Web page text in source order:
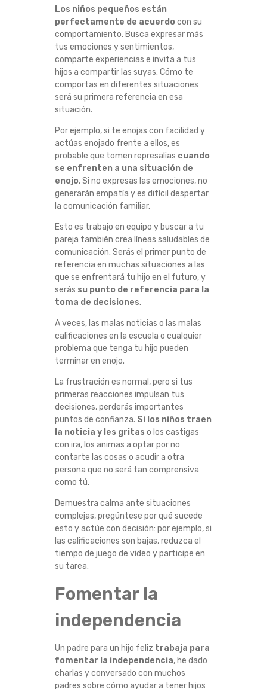
Los niños pequeños están
perfectamente de acuerdo con su
comportamiento. Busca expresar más
tus emociones y sentimientos,
comparte experiencias e invita a tus
hijos a compartir las suyas. Cómo te
comportas en diferentes situaciones
será su primera referencia en esa
situación.
Por ejemplo, si te enojas con facilidad y
actúas enojado frente a ellos, es
probable que tomen represalias cuando
se enfrenten a una situación de
enojo. Si no expresas las emociones, no
generarán empatía y es difícil despertar
la comunicación familiar.
Esto es trabajo en equipo y buscar a tu
pareja también crea líneas saludables de
comunicación. Serás el primer punto de
referencia en muchas situaciones a las
que se enfrentará tu hijo en el futuro, y
serás su punto de referencia para la
toma de decisiones.
A veces, las malas noticias o las malas
calificaciones en la escuela o cualquier
problema que tenga tu hijo pueden
terminar en enojo.
La frustración es normal, pero si tus
primeras reacciones impulsan tus
decisiones, perderás importantes
puntos de confianza. Si los niños traen
la noticia y les gritas o los castigas
con ira, los animas a optar por no
contarte las cosas o acudir a otra
persona que no será tan comprensiva
como tú.
Demuestra calma ante situaciones
complejas, pregúntese por qué sucede
esto y actúe con decisión: por ejemplo, si
las calificaciones son bajas, reduzca el
tiempo de juego de video y participe en
su tarea.
Fomentar la
independencia
Un padre para un hijo feliz trabaja para
fomentar la independencia, he dado
charlas y conversado con muchos
padres sobre cómo ayudar a tener hijos